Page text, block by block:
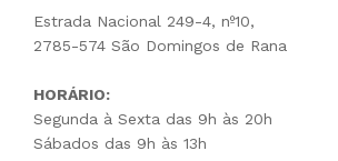
Estrada Nacional 249-4, nº10,
2785-574 São Domingos de Rana
HORÁRIO:
Segunda à Sexta das 9h às 20h
Sábados das 9h às 13h